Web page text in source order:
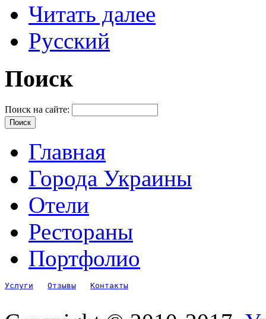
Читать далее
Русский
Поиск
Поиск на сайте:
Главная
Города Украины
Отели
Рестораны
Портфолио
Услуги Отзывы Контакты